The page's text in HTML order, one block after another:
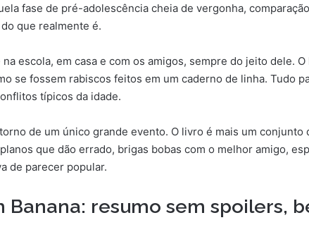
fase de pré-adolescência cheia de vergonha,
que realmente é.
escola, em casa e com os amigos, sempre do jeito dele.
se fossem rabiscos feitos em um caderno de linha. Tudo
típicos da idade.
de um único grande evento. O livro é mais um conjunto
que dão errado, brigas bobas com o melhor amigo,
de parecer popular.
Banana: resumo sem spoilers,